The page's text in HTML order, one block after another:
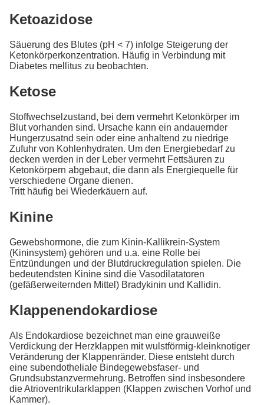
Ketoazidose
Säuerung des Blutes (pH < 7) infolge Steigerung der
Ketonkörperkonzentration. Häufig in Verbindung mit
Diabetes mellitus zu beobachten.
Ketose
Stoffwechselzustand, bei dem vermehrt Ketonkörper im
Blut vorhanden sind. Ursache kann ein andauernder
Hungerzusatnd sein oder eine anhaltend zu niedrige
Zufuhr von Kohlenhydraten. Um den Energiebedarf zu
decken werden in der Leber vermehrt Fettsäuren zu
Ketonkörpern abgebaut, die dann als Energiequelle für
verschiedene Organe dienen.
Tritt häufig bei Wiederkäuern auf.
Kinine
Gewebshormone, die zum Kinin-Kallikrein-System
(Kininsystem) gehören und u.a. eine Rolle bei
Entzündungen und der Blutdruckregulation spielen. Die
bedeutendsten Kinine sind die Vasodilatatoren
(gefäßerweiternden Mittel) Bradykinin und Kallidin.
Klappenendokardiose
Als Endokardiose bezeichnet man eine grauweiße
Verdickung der Herzklappen mit wulstförmig-kleinknotiger
Veränderung der Klappenränder. Diese entsteht durch
eine subendotheliale Bindegewebsfaser- und
Grundsubstanzvermehrung. Betroffen sind insbesondere
die Atrioventrikularklappen (Klappen zwischen Vorhof und
Kammer).